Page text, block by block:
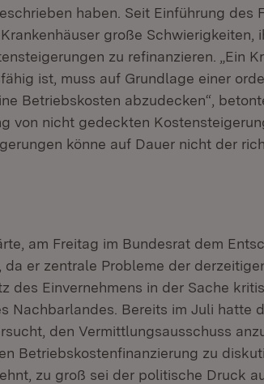
haben. Seit Einführung des
große Schwierigkeiten,
zu refinanzieren. „Ein
ist, muss auf Grundlage einer
Betriebskosten abzudecken“,
von nicht gedeckten
könne auf Dauer nicht der
am Freitag im Bundesrat dem
da er zentrale Probleme der
des Einvernehmens in der Sache
Nachbarlandes. Bereits im Juli hatte
den Vermittlungsausschuss
Betriebskostenfinanzierung zu
zu groß sei der politische Druck